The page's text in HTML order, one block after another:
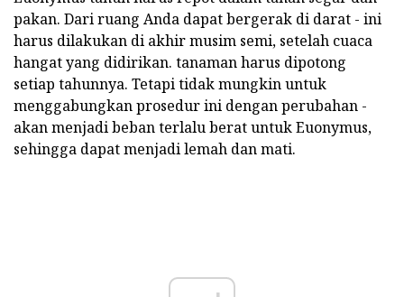
pakan. Dari ruang Anda dapat bergerak di darat - ini
harus dilakukan di akhir musim semi, setelah cuaca
hangat yang didirikan. tanaman harus dipotong
setiap tahunnya. Tetapi tidak mungkin untuk
menggabungkan prosedur ini dengan perubahan -
akan menjadi beban terlalu berat untuk Euonymus,
sehingga dapat menjadi lemah dan mati.